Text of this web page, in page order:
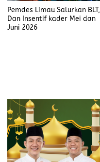
Pemdes Limau Salurkan BLT,
Dan Insentif kader Mei dan
Juni 2026